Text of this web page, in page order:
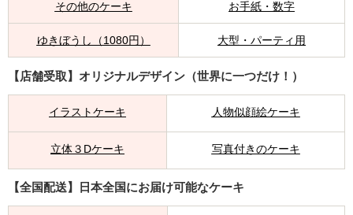
その他のケーキ お手紙・数字
ゆきぼうし（1080円） 大型・パーティ用
【店舗受取】オリジナルデザイン（世界に一つだけ！）
イラストケーキ 人物似顔絵ケーキ
立体３Dケーキ 写真付きのケーキ
【全国配送】日本全国にお届け可能なケーキ